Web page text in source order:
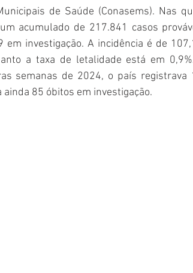
de Saúde (Conasems). Nas
acumulado de 217.841 casos
investigação. A incidência é de
a taxa de letalidade está em
semanas de 2024, o país
ainda 85 óbitos em investigação.